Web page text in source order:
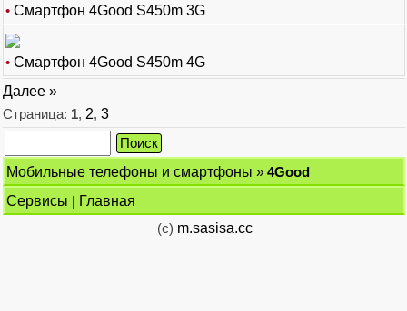
• Смартфон 4Good S450m 3G
• Смартфон 4Good S450m 4G
Далее »
Страница: 1, 2, 3
Мобильные телефоны и смартфоны » 4Good
Сервисы | Главная
(c) m.sasisa.cc